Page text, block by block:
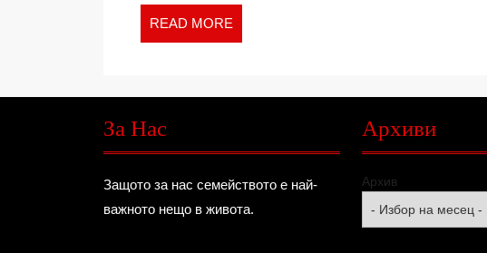
READ MORE
MORE
За Нас
Защото за нас семейството е най-
важното нещо в живота.
Архиви
Архив